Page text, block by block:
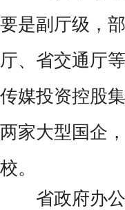
要是副厅级，
厅、省交通厅
传媒投资控股
两家大型国企
校。
省政府办公